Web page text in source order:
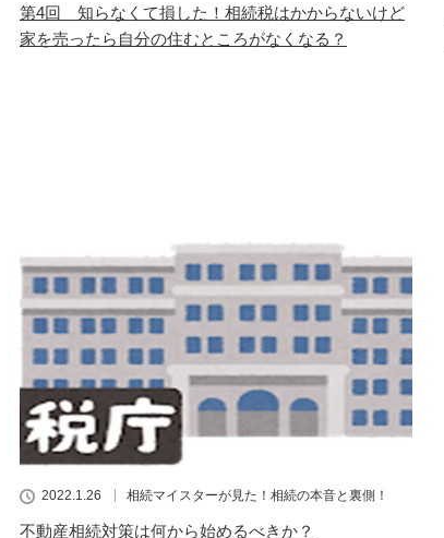
第4回 知らなくて損した！相続税はかからないけど
家を売ったら自分の住むところがなくなる？
2022.1.26 相続マイスターが見た！相続の本音と裏側！
不動産相続対策は何から始めるべきか？